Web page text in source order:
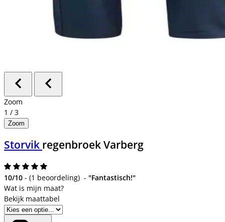
Zoom
1 / 3
Zoom
Storvik regenbroek Varberg
10/10 - (1 beoordeling) - "Fantastisch!"
Bekijk maattabel